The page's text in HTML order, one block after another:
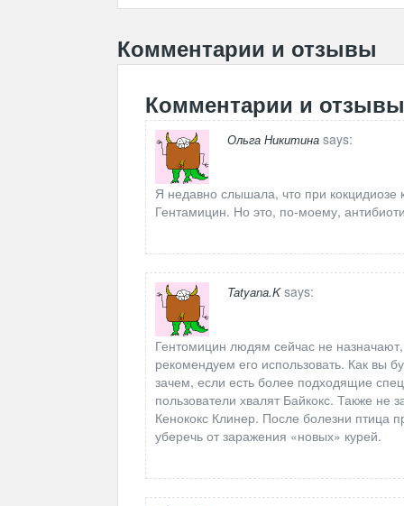
Комментарии и отзывы
Комментарии и отзывы
Ольга Никитина says:
Я недавно слышала, что при кокцидиозе
Гентамицин. Но это, по-моему,
Tatyana.K says:
Гентомицин людям сейчас не
рекомендуем его использовать. Как вы
зачем, если есть более подходящие
пользователи хвалят Байкокс. Также не
Кенококс Клинер. После болезни птица
уберечь от заражения «новых» курей.